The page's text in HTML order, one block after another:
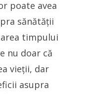
poate avea
sănătății
timpului
nu doar că
vieții, dar
asupra